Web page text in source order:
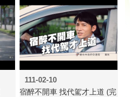
111-02-10
宿醉不開車 找代駕才上道 (完